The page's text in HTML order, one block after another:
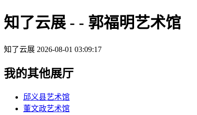
知了云展 - - 郭福明艺术馆
知了云展 2026-08-01 03:09:17
我的其他展厅
邱义县艺术馆
董文政艺术馆